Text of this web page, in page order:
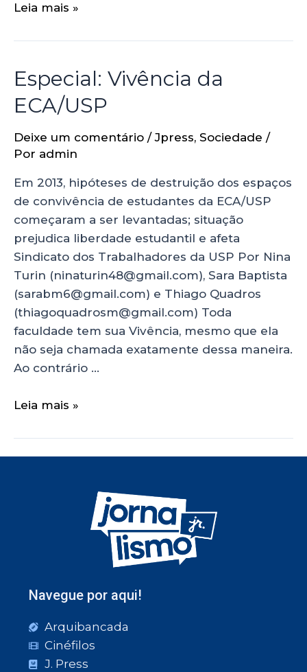
Leia mais »
Especial: Vivência da
ECA/USP
Deixe um comentário /Jpress, Sociedade /
Por admin
Em 2013, hipóteses de destruição dos espaços
de convivência de estudantes da ECA/USP
começaram a ser levantadas; situação
prejudica liberdade estudantil e afeta
Sindicato dos Trabalhadores da USP Por Nina
Turin (ninaturin48@gmail.com), Sara Baptista
(sarabm6@gmail.com) e Thiago Quadros
(thiagoquadrosm@gmail.com) Toda
faculdade tem sua Vivência, mesmo que ela
não seja chamada exatamente dessa maneira.
Ao contrário …
Leia mais »
Navegue por aqui!
Arquibancada
Cinéfilos
J. Press